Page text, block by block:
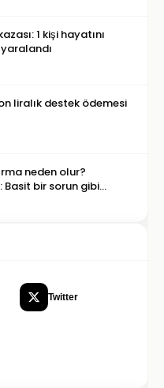
1 kişi hayatını
liralık destek ödemesi
neden olur?
Basit bir sorun gibi
Twitter